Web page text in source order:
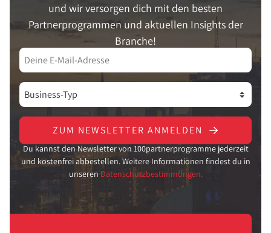
und wir versorgen dich mit den besten
Partnerprogrammen und aktuellen Insights der
Branche!
ZUM NEWSLETTER ANMELDEN
Du kannst den Newsletter von 100partnerprogramme jederzeit
und kostenfrei abbestellen. Weitere Informationen findest du in
unseren Datenschutzbestimmungen.